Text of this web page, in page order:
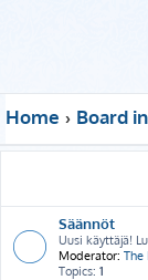
Home Board
Säännöt
Uusi käyttäjä!
Moderator: The
Topics: 1